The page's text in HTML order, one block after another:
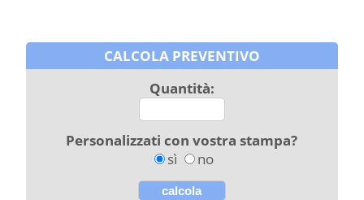
CALCOLA PREVENTIVO
Quantità:
Personalizzati con vostra stampa?
sì
no